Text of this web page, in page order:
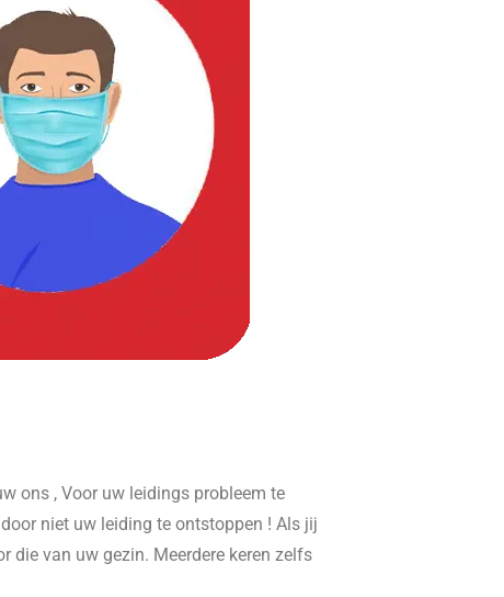
ons , Voor uw leidings probleem te
niet uw leiding te ontstoppen ! Als jij
die van uw gezin. Meerdere keren zelfs